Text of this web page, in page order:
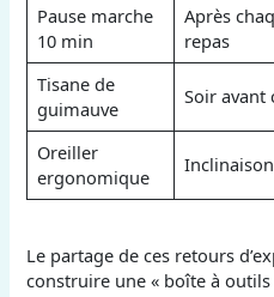
Pause marche
10 min
Après
repas
Tisane de
guimauve
Soir avant
Oreiller
ergonomique
Le partage de ces retours
construire une « boîte à